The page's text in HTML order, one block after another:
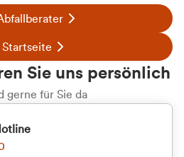
Startseite
Sie uns persönlich
gerne für Sie da